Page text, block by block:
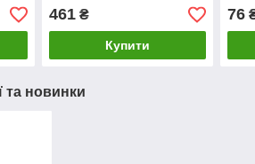
затискач 25.4 мм.
461₴
Купити
76
та новинки